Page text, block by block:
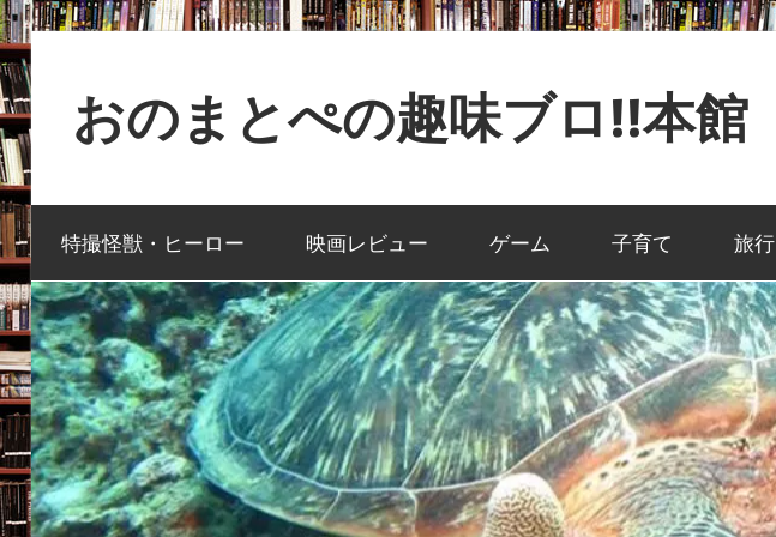
コ
ン
テ
ン
ツ
へ
ス
キ
ッ
プ
おのまとぺの趣味ブロ!!本館
撮
と
か
映
画
と
か
ゲ
ー
ム
特撮怪獣・ヒーロー 映画レビュー ゲーム 子育て 旅行